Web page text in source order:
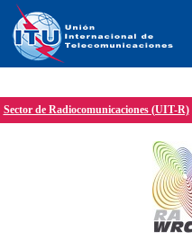
Sector de Radiocomunicaciones (UIT-R)